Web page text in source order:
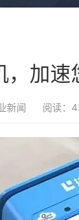
，加速
新闻 阅读：